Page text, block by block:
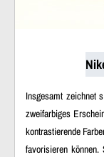
Insgesamt zeichnet
zweifarbiges
kontrastierende
favorisieren